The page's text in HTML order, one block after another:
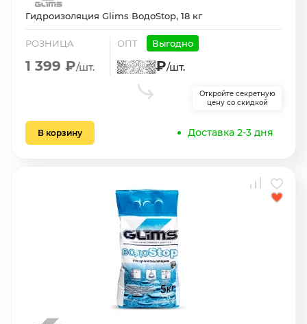
Гидроизоляция Glims ВодоStop, 18 кг
РОЗНИЦА
1 399 ₽/шт.
ОПТ Выгодно
₽/шт.
Откройте секретную
цену со скидкой
В корзину Доставка 2-3 дня